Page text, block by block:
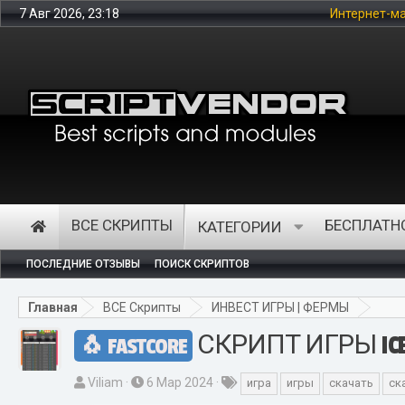
7 Авг 2026, 23:18 Интернет-магазин представляет из
ВСЕ СКРИПТЫ КАТЕГОРИИ
ПОСЛЕДНИЕ ОТЗЫВЫ ПОИСК СКРИПТОВ
Главная ВСЕ Скрипты ИНВЕСТ ИГРЫ | ФЕРМЫ
FASTCORE СКРИПТ ИГРЫ
А
Viliam
Д
6 Мар 2024 игра игры скачать